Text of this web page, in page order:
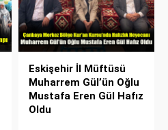
Eskişehir İl Müftüsü
Muharrem Gül’ün Oğlu
Mustafa Eren Gül Hafız
Oldu